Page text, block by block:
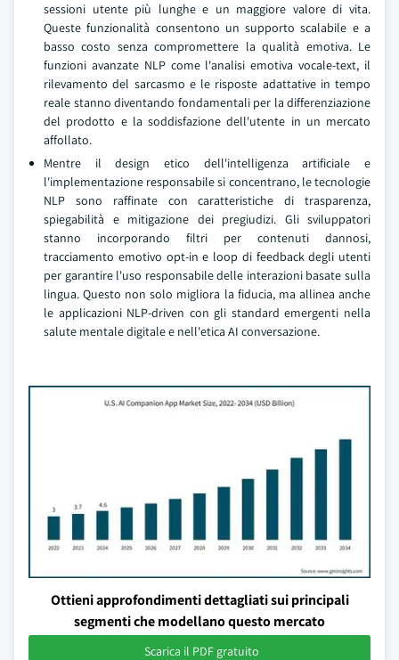
sessioni utente più lunghe e un maggiore valore di vita.
Queste funzionalità consentono un supporto scalabile e a
basso costo senza compromettere la qualità emotiva. Le
funzioni avanzate NLP come l'analisi emotiva vocale-text, il
rilevamento del sarcasmo e le risposte adattative in tempo
reale stanno diventando fondamentali per la differenziazione
del prodotto e la soddisfazione dell'utente in un mercato
affollato.
Mentre il design etico dell'intelligenza artificiale e
l'implementazione responsabile si concentrano, le tecnologie
NLP sono raffinate con caratteristiche di trasparenza,
spiegabilità e mitigazione dei pregiudizi. Gli sviluppatori
stanno incorporando filtri per contenuti dannosi,
tracciamento emotivo opt-in e loop di feedback degli utenti
per garantire l'uso responsabile delle interazioni basate sulla
lingua. Questo non solo migliora la fiducia, ma allinea anche
le applicazioni NLP-driven con gli standard emergenti nella
salute mentale digitale e nell'etica AI conversazione.
Ottieni approfondimenti dettagliati sui principali
segmenti che modellano questo mercato
Scarica il PDF gratuito